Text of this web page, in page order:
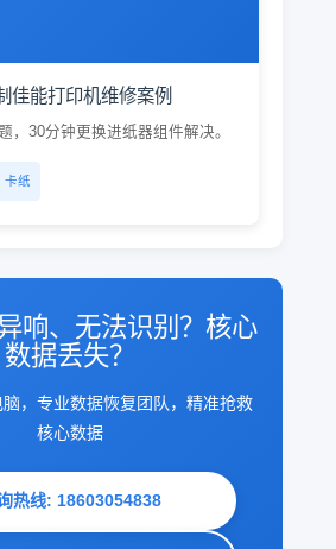
佳能打印机维修案例
，30分钟更换进纸器组件解决。
卡纸
响、无法识别？核心
数据丢失？
，专业数据恢复团队，精准抢救
核心数据
热线: 18603054838